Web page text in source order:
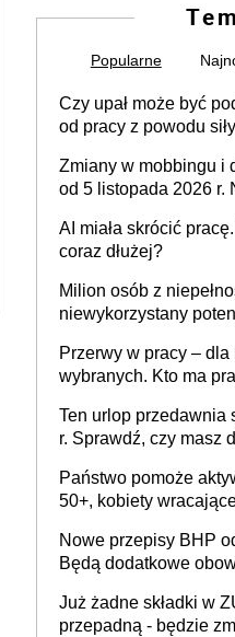
Popularne
Czy upał może być
od pracy z powodu
Zmiany w mobbingu i
od 5 listopada 2026 r.
Ustaw
AI miała skrócić
coraz dłużej?
Milion osób z
niewykorzystany
dofinansowań czy
stronie systemu i
pracodawców
Przerwy w pracy –
wybranych. Kto ma
Ten urlop przedawnia
r. Sprawdź, czy masz
Państwo pomoże
50+, kobiety
osoby neuroatypowe.
na rzecz
Nowe przepisy BHP
Będą dodatkowe
Już żadne składki w
przepadną - będzie